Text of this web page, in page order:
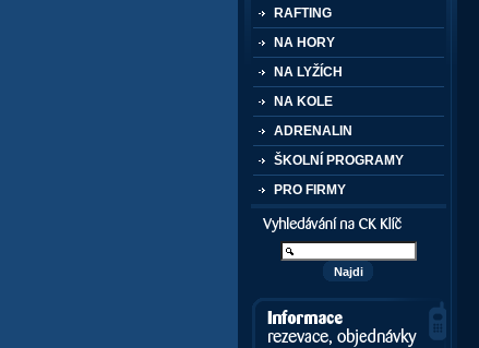
RAFTING
NA HORY
NA LYŽÍCH
NA KOLE
ADRENALIN
ŠKOLNÍ PROGRAMY
PRO FIRMY
Vyhledávání kurzů a akcí
Informace, rezervace,
objedávky